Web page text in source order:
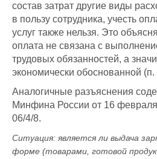
состав затрат другие виды
в пользу сотрудника, учесть
услуг также нельзя. Это
оплата не связана с
трудовых обязанностей, а
экономически обоснованной
Аналогичные разъяснения
Минфина России от 16
06/4/8.
Ситуация: является ли выдача
форме (товарами, готовой